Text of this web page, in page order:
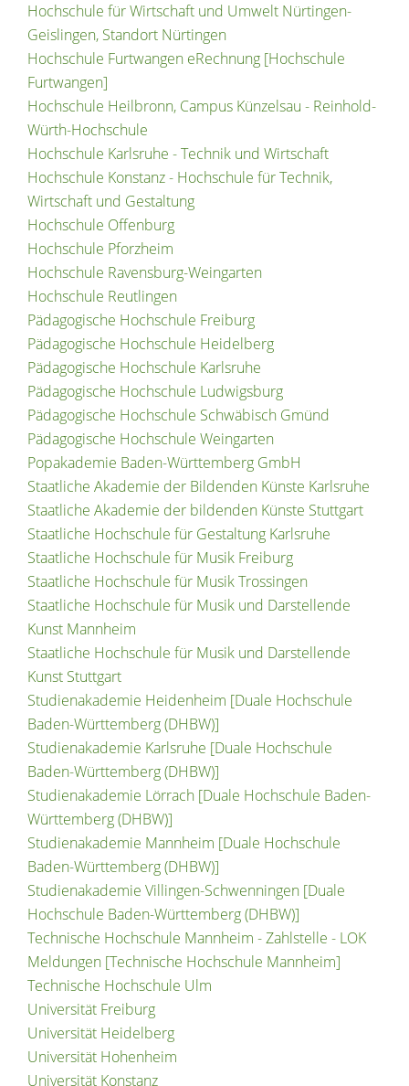
Hochschule für Wirtschaft und Umwelt Nürtingen-
Geislingen, Standort Nürtingen
Hochschule Furtwangen eRechnung [Hochschule
Furtwangen]
Hochschule Heilbronn, Campus Künzelsau - Reinhold-
Würth-Hochschule
Hochschule Karlsruhe - Technik und Wirtschaft
Hochschule Konstanz - Hochschule für Technik,
Wirtschaft und Gestaltung
Hochschule Offenburg
Hochschule Pforzheim
Hochschule Ravensburg-Weingarten
Hochschule Reutlingen
Pädagogische Hochschule Freiburg
Pädagogische Hochschule Heidelberg
Pädagogische Hochschule Karlsruhe
Pädagogische Hochschule Ludwigsburg
Pädagogische Hochschule Schwäbisch Gmünd
Pädagogische Hochschule Weingarten
Popakademie Baden-Württemberg GmbH
Staatliche Akademie der Bildenden Künste Karlsruhe
Staatliche Akademie der bildenden Künste Stuttgart
Staatliche Hochschule für Gestaltung Karlsruhe
Staatliche Hochschule für Musik Freiburg
Staatliche Hochschule für Musik Trossingen
Staatliche Hochschule für Musik und Darstellende
Kunst Mannheim
Staatliche Hochschule für Musik und Darstellende
Kunst Stuttgart
Studienakademie Heidenheim [Duale Hochschule
Baden-Württemberg (DHBW)]
Studienakademie Karlsruhe [Duale Hochschule
Baden-Württemberg (DHBW)]
Studienakademie Lörrach [Duale Hochschule Baden-
Württemberg (DHBW)]
Studienakademie Mannheim [Duale Hochschule
Baden-Württemberg (DHBW)]
Studienakademie Villingen-Schwenningen [Duale
Hochschule Baden-Württemberg (DHBW)]
Technische Hochschule Mannheim - Zahlstelle - LOK
Meldungen [Technische Hochschule Mannheim]
Technische Hochschule Ulm
Universität Freiburg
Universität Heidelberg
Universität Hohenheim
Universität Konstanz